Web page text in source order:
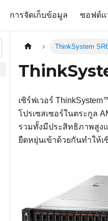
การจัดเก็บข้อมูล ซอฟต์แ
ThinkSystem
เซิร์ฟเวอร์
โปรเซสเซอร์ในตระกูล
รวมทั้งมีประสิทธิภาพสูง
ยืดหยุ่นเข้าด้วยกันทำให้เ